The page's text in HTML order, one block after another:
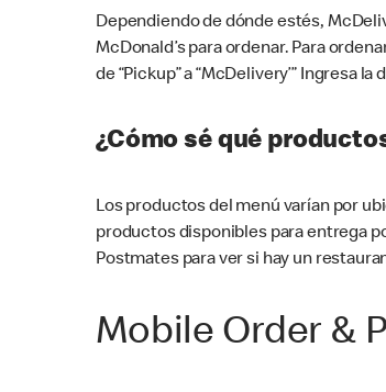
Dependiendo de dónde estés,
McDonald’s para ordenar. Para
de “Pickup” a “McDelivery’” Ingresa
¿Cómo sé qué
Los productos del menú varían por
productos disponibles para entrega
Postmates para ver si hay un
Mobile Order &